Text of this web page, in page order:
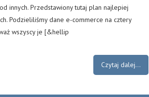
innych. Przedstawiony tutaj plan najlepiej
Podzieliliśmy dane e-commerce na cztery
wszyscy je [&hellip
Czytaj dalej...